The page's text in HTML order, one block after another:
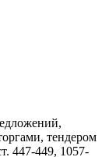
тендером
447-449, 1057-